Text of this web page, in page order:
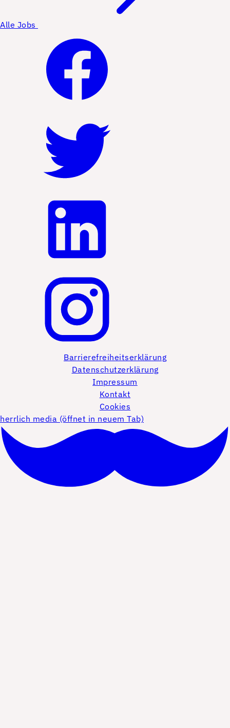
Alle Jobs
Barrierefreiheitserklärung
Datenschutzerklärung
Impressum
Kontakt
Cookies
herrlich media (öffnet in neuem Tab)